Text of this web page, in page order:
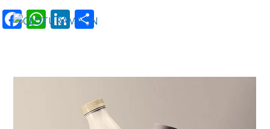
Facebook
WhatsApp
LinkedIn
Partager